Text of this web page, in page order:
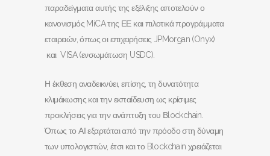
παραδείγματα αυτής της εξέλιξης αποτελούν ο
κανονισμός MiCA της ΕΕ και πιλοτικά προγράμματα
εταιρειών, όπως οι επιχειρήσεις JPMorgan (Onyx)
και VISA (ενσωμάτωση USDC).
Η έκθεση αναδεικνύει, επίσης, τη δυνατότητα
κλιμάκωσης και την εκπαίδευση ως κρίσιμες
προκλήσεις για την ανάπτυξη του Βlockchain.
Όπως το ΑΙ εξαρτάται από την πρόοδο στη δύναμη
των υπολογιστών, έτσι και το Blockchain χρειάζεται